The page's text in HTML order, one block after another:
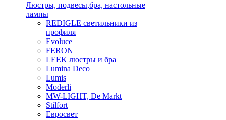
Люстры, подвесы,бра, настольные
лампы
REDIGLE светильники из
профиля
Evoluce
FERON
LEEK люстры и бра
Lumina Deco
Lumis
Moderli
MW-LIGHT, De Markt
Stilfort
Евросвет